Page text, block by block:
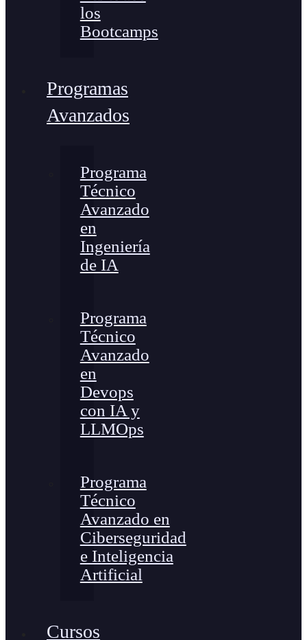
los
Bootcamps
Programas
Avanzados
Programa
Técnico
Avanzado
en
Ingeniería
de IA
Programa
Técnico
Avanzado
en
Devops
con IA y
LLMOps
Programa
Técnico
Avanzado en
Ciberseguridad
e Inteligencia
Artificial
Cursos